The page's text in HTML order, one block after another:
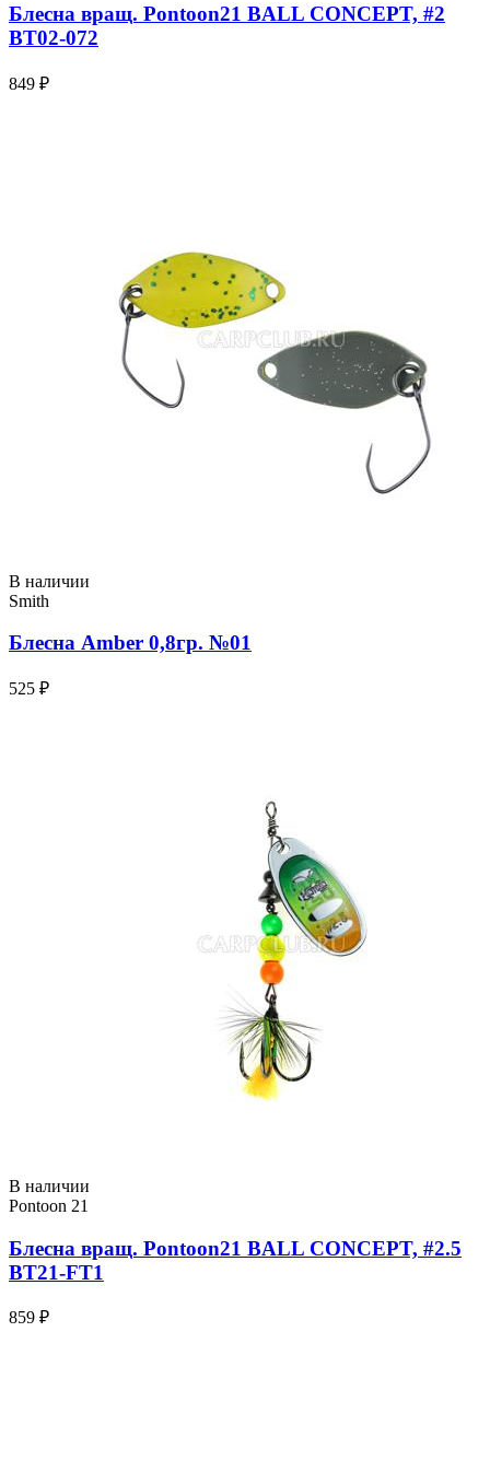
Блесна вращ. Pontoon21 BALL CONCEPT, #2
BT02-072
849 ₽
В наличии
Smith
Блесна Amber 0,8гр. №01
525 ₽
В наличии
Pontoon 21
Блесна вращ. Pontoon21 BALL CONCEPT, #2.5
BT21-FT1
859 ₽